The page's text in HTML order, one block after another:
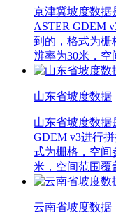
京津冀坡度数
ASTER GDEM
到的，格式为栅
辨率为30米，空
山东省坡度数据
山东省坡度数据
GDEM v3进行
式为栅格，空间
米，空间范围覆
云南省坡度数据